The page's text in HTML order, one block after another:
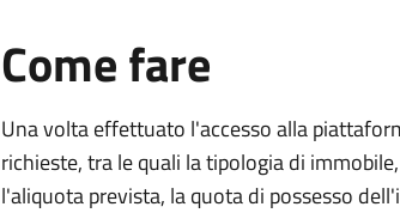
Come fare
Una volta effettuato l'accesso alla
richieste, tra le quali la tipologia di
l'aliquota prevista, la quota di possesso